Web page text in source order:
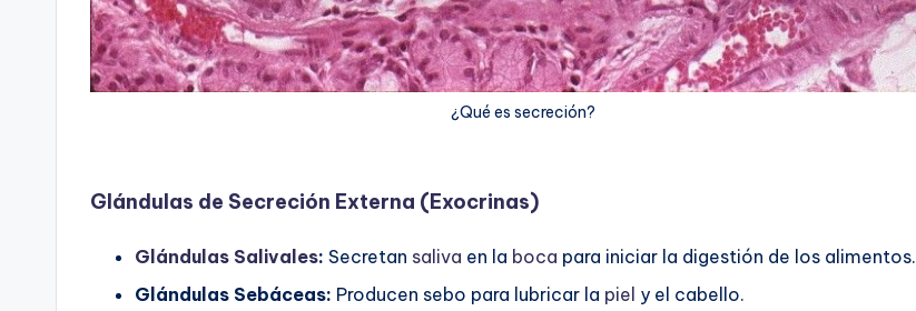
¿Qué es secreción?
Glándulas de Secreción Externa (Exocrinas)
Glándulas Salivales: Secretan saliva en la boca para iniciar la digestión de los alimentos.
Glándulas Sebáceas: Producen sebo para lubricar la piel y el cabello.